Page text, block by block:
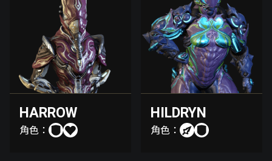
HARROW
角色：
HILDRYN
角色：